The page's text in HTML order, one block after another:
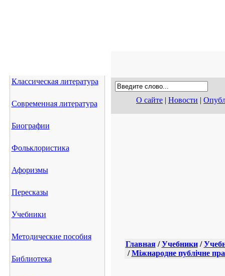
Классическая литература
Современная литература
Биографии
Фольклористика
Афоризмы
Пересказы
Учебники
Методические пособия
Библиотека
О сайте | Новости |
Главная/Учебники/
/Міжнародне публічне